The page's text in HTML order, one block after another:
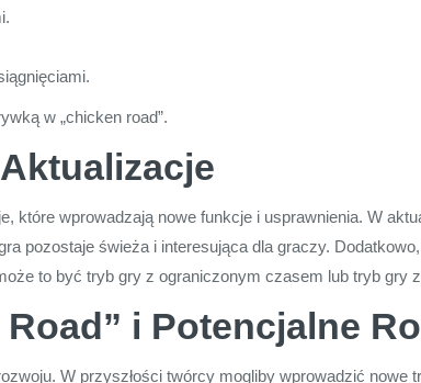
w „chicken road”.
które wprowadzają nowe funkcje i usprawnienia. W
pozostaje świeża i interesująca dla graczy.
to być tryb gry z ograniczonym czasem lub tryb gry
i Potencjalne
W przyszłości twórcy mogliby wprowadzić